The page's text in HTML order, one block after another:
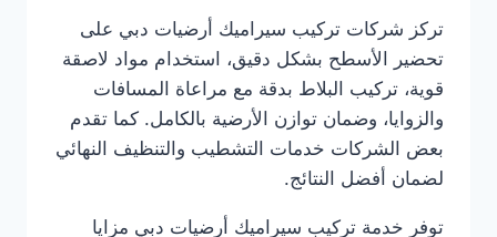
تركز شركات تركيب سيراميك أرضيات دبي على
تحضير الأسطح بشكل دقيق، استخدام مواد لاصقة
قوية، تركيب البلاط بدقة مع مراعاة المسافات
والزوايا، وضمان توازن الأرضية بالكامل. كما تقدم
بعض الشركات خدمات التشطيب والتنظيف النهائي
لضمان أفضل النتائج.
توفر خدمة تركيب سيراميك أرضيات دبي مزايا